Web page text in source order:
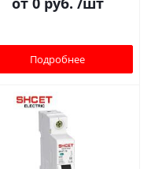
Подробнее